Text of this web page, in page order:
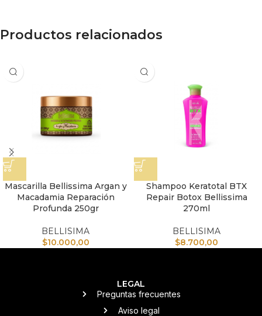
Productos relacionados
Mascarilla Bellissima Argan y
Macadamia Reparación
Profunda 250gr
BELLISIMA
$10.000,00
Shampoo Keratotal BTX
Repair Botox Bellissima
270ml
BELLISIMA
$8.700,00
LEGAL
Preguntas frecuentes
Aviso legal